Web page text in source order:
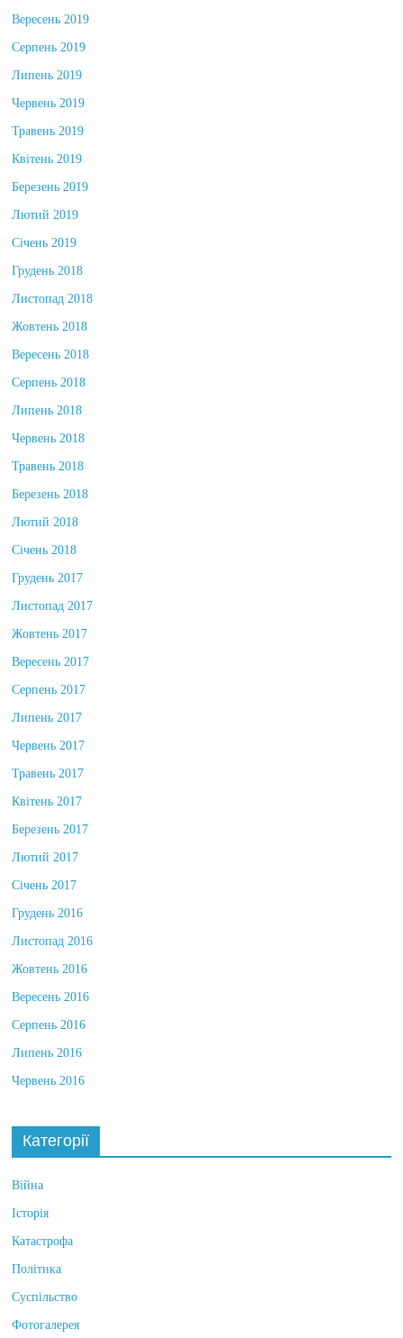
Вересень 2019
Серпень 2019
Липень 2019
Червень 2019
Травень 2019
Квітень 2019
Березень 2019
Лютий 2019
Січень 2019
Грудень 2018
Листопад 2018
Жовтень 2018
Вересень 2018
Серпень 2018
Липень 2018
Червень 2018
Травень 2018
Березень 2018
Лютий 2018
Січень 2018
Грудень 2017
Листопад 2017
Жовтень 2017
Вересень 2017
Серпень 2017
Липень 2017
Червень 2017
Травень 2017
Квітень 2017
Березень 2017
Лютий 2017
Січень 2017
Грудень 2016
Листопад 2016
Жовтень 2016
Вересень 2016
Серпень 2016
Липень 2016
Червень 2016
Категорії
Війна
Історія
Катастрофа
Політика
Суспільство
Фотогалерея